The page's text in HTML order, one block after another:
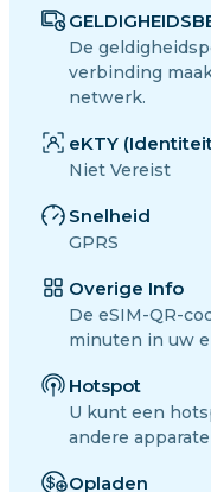
De
verbinding
netwerk.
eKTY
Niet Vereist
Snelheid
GPRS
Overige Info
De eSIM-QR-
minuten in uw
Hotspot
U kunt een
andere
Opladen